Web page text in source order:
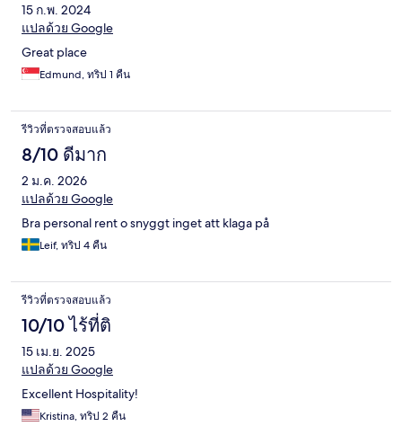
15 ก.พ. 2024
แปลด้วย Google
Great place
Edmund, ทริป 1 คืน
รีวิวที่ตรวจสอบแล้ว
8/10 ดีมาก
2 ม.ค. 2026
แปลด้วย Google
Bra personal rent o snyggt inget att klaga på
Leif, ทริป 4 คืน
รีวิวที่ตรวจสอบแล้ว
10/10 ไร้ที่ติ
15 เม.ย. 2025
แปลด้วย Google
Excellent Hospitality!
Kristina, ทริป 2 คืน